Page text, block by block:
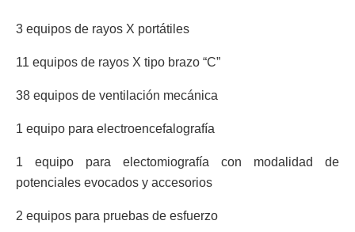
3 equipos de rayos X portátiles
11 equipos de rayos X tipo brazo “C”
38 equipos de ventilación mecánica
1 equipo para electroencefalografía
1 equipo para electomiografía con modalidad de
potenciales evocados y accesorios
2 equipos para pruebas de esfuerzo